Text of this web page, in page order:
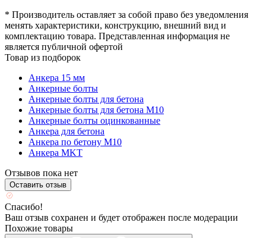
* Производитель оставляет за собой право без уведомления
менять характеристики, конструкцию, внешний вид и
комплектацию товара. Представленная информация не
является публичной офертой
Товар из подборок
Анкера 15 мм
Анкерные болты
Анкерные болты для бетона
Анкерные болты для бетона М10
Анкерные болты оцинкованные
Анкера для бетона
Анкера по бетону М10
Анкера MKT
Отзывов пока нет
Оставить отзыв
Спасибо!
Ваш отзыв сохранен и будет отображен после модерации
Похожие товары